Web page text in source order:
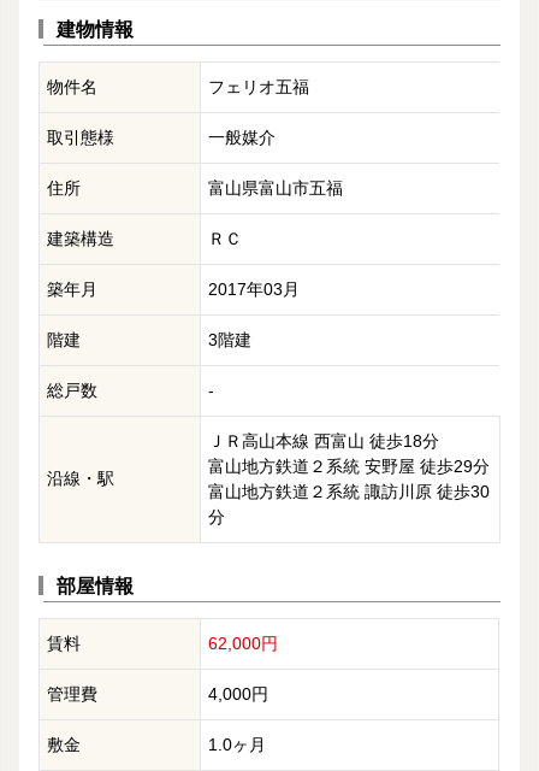
建物情報
物件名 フェリオ五福
取引態様 一般媒介
住所 富山県富山市五福
建築構造 ＲＣ
築年月 2017年03月
階建 3階建
総戸数 -
沿線・駅
ＪＲ高山本線 西富山 徒歩18分
富山地方鉄道２系統 安野屋 徒歩29分
富山地方鉄道２系統 諏訪川原 徒歩30
分
部屋情報
賃料 62,000円
管理費 4,000円
敷金 1.0ヶ月